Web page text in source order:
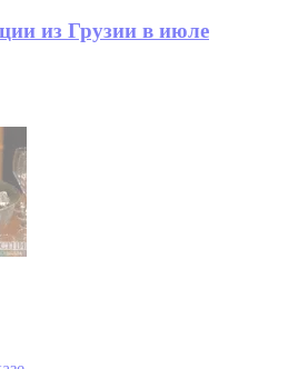
из Грузии в июле